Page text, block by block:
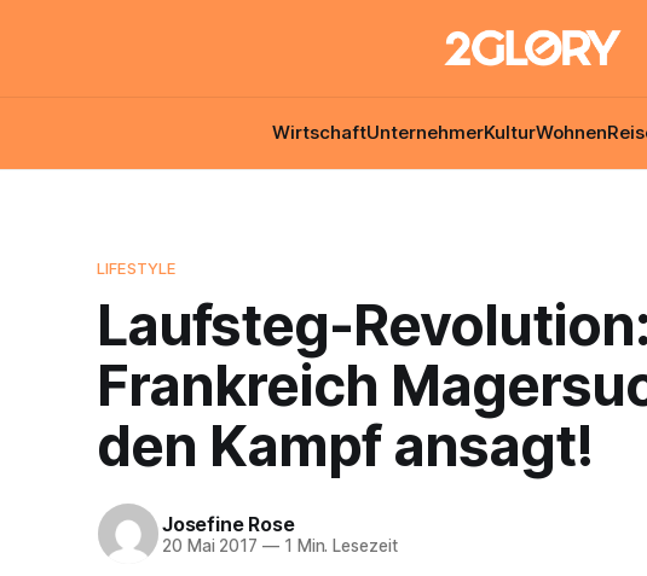
WirtschaftUnternehmerKulturWohnen
LIFESTYLE
Laufsteg-
Frankreich
den Kampf ansagt!
Josefine Rose
20 Mai 2017 —1 Min. Lesezeit